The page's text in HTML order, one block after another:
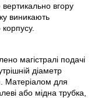
вгору
виникають
магістралі подачі
діаметр
Матеріалом для
або мідна трубка,